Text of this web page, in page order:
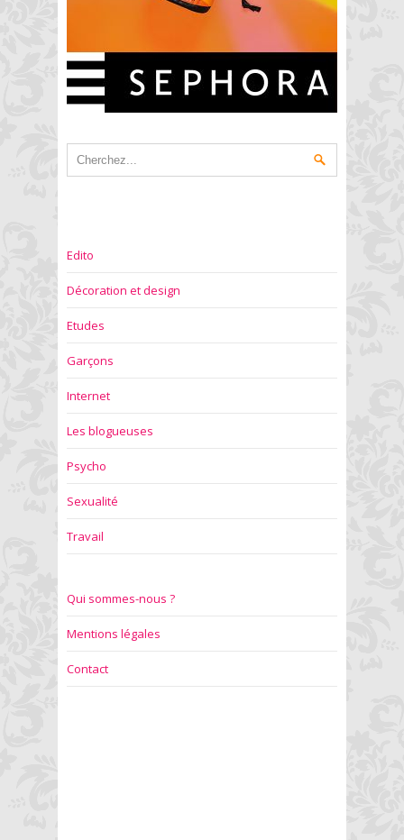
Edito
Décoration et design
Etudes
Garçons
Internet
Les blogueuses
Psycho
Sexualité
Travail
Qui sommes-nous ?
Mentions légales
Contact